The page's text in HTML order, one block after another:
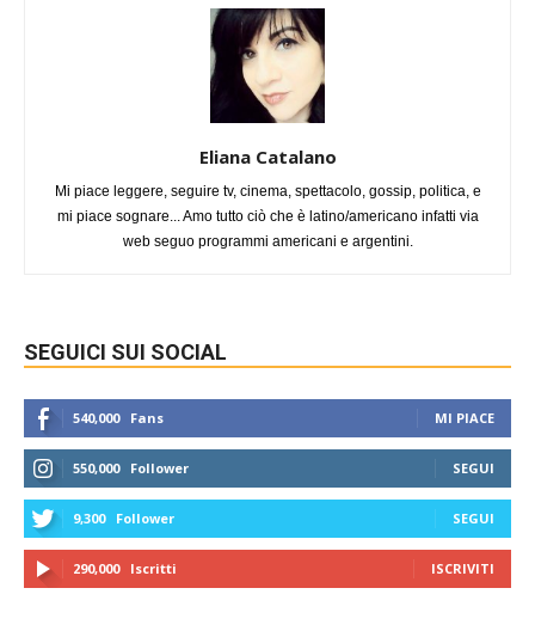
Eliana Catalano
Mi piace leggere, seguire tv, cinema, spettacolo, gossip, politica, e
mi piace sognare... Amo tutto ciò che è latino/americano infatti via
web seguo programmi americani e argentini.
SEGUICI SUI SOCIAL
540,000 Fans MI PIACE
550,000 Follower SEGUI
9,300 Follower SEGUI
290,000 Iscritti ISCRIVITI